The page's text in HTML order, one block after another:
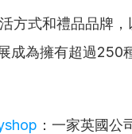
方式和禮品品牌
成為擁有超過250
：一家英國公